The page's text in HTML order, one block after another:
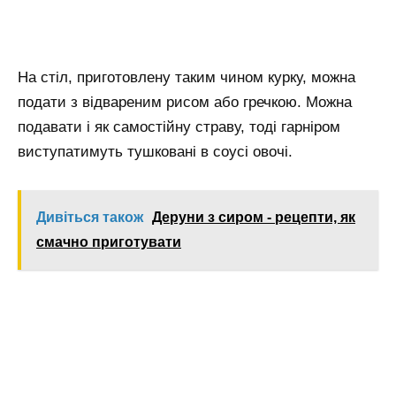
На стіл, приготовлену таким чином курку, можна
подати з відвареним рисом або гречкою. Можна
подавати і як самостійну страву, тоді гарніром
виступатимуть тушковані в соусі овочі.
Дивіться також Деруни з сиром - рецепти, як
смачно приготувати